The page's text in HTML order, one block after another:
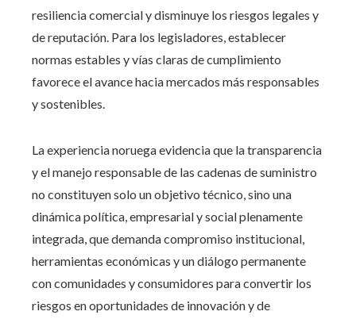
resiliencia comercial y disminuye los riesgos legales y
de reputación. Para los legisladores, establecer
normas estables y vías claras de cumplimiento
favorece el avance hacia mercados más responsables
y sostenibles.
La experiencia noruega evidencia que la transparencia
y el manejo responsable de las cadenas de suministro
no constituyen solo un objetivo técnico, sino una
dinámica política, empresarial y social plenamente
integrada, que demanda compromiso institucional,
herramientas económicas y un diálogo permanente
con comunidades y consumidores para convertir los
riesgos en oportunidades de innovación y de